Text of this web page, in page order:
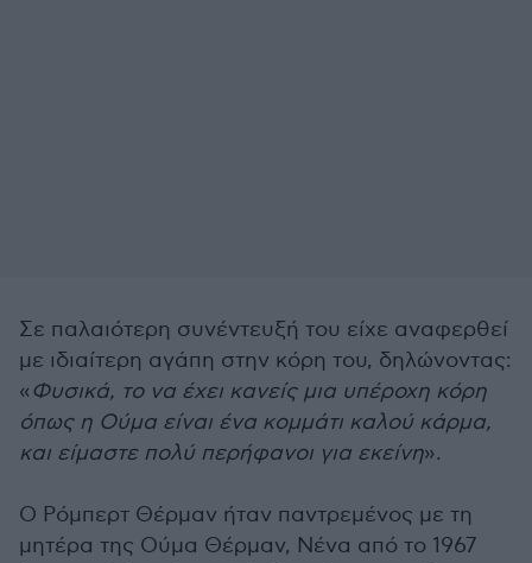
Σε παλαιότερη συνέντευξή του είχε αναφερθεί
με ιδιαίτερη αγάπη στην κόρη του, δηλώνοντας:
«Φυσικά, το να έχει κανείς μια υπέροχη κόρη
όπως η Ούμα είναι ένα κομμάτι καλού κάρμα,
και είμαστε πολύ περήφανοι για εκείνη».
Ο Ρόμπερτ Θέρμαν ήταν παντρεμένος με τη
μητέρα της Ούμα Θέρμαν, Νένα από το 1967